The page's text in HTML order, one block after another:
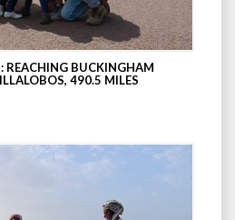
REACHING BUCKINGHAM
490.5 MILES